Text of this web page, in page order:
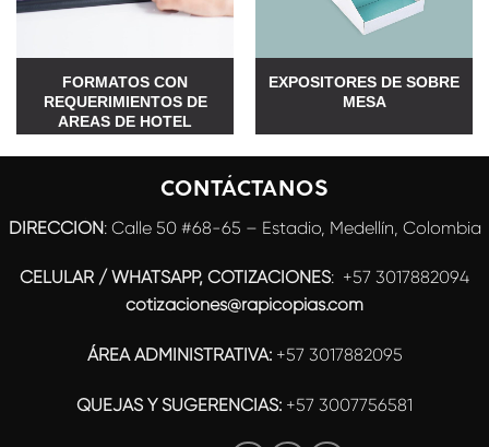
FORMATOS CON
REQUERIMIENTOS DE
AREAS DE HOTEL
EXPOSITORES DE SOBRE
MESA
CONTÁCTANOS
DIRECCIÓN: Calle 50 #68-65 – Estadio, Medellín, Colombia
CELULAR / WHATSAPP, COTIZACIONES: +57 3017882094
cotizaciones@rapicopias.com
ÁREA ADMINISTRATIVA: +57 3017882095
QUEJAS Y SUGERENCIAS: +57 3007756581